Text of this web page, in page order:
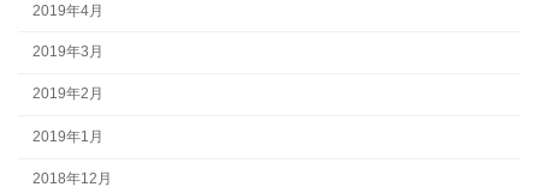
2019年4月
2019年3月
2019年2月
2019年1月
2018年12月